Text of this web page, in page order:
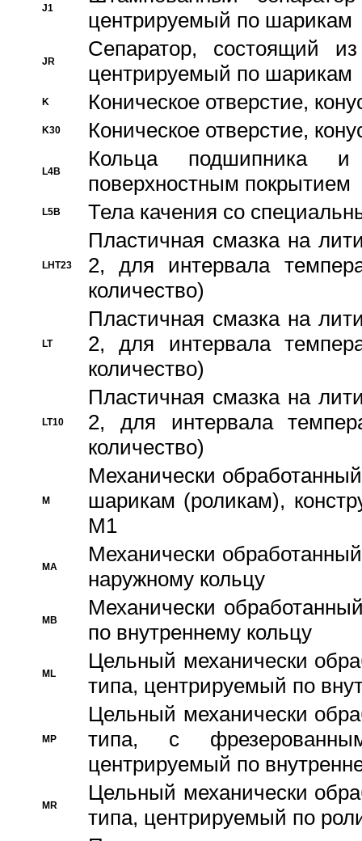
J1
центрируемый по шарикам
JR
Сепаратор, состоящий
центрируемый по шарикам
K Коническое отверстие,
K30 Коническое отверстие,
L4B
Кольца подшипника
поверхностным покрытием
L5B Тела качения со
LHT23
Пластичная смазка на
2, для интервала
количество)
LT
Пластичная смазка на
2, для интервала
количество)
LT10
Пластичная смазка на
2, для интервала
количество)
M
Механически
шарикам (роликам),
M1
MA
Механически
наружному кольцу
MB
Механически
по внутреннему кольцу
ML
Цельный механически
типа, центрируемый по
MP
Цельный механически
типа, с
центрируемый по
MR
Цельный механически
типа, центрируемый по